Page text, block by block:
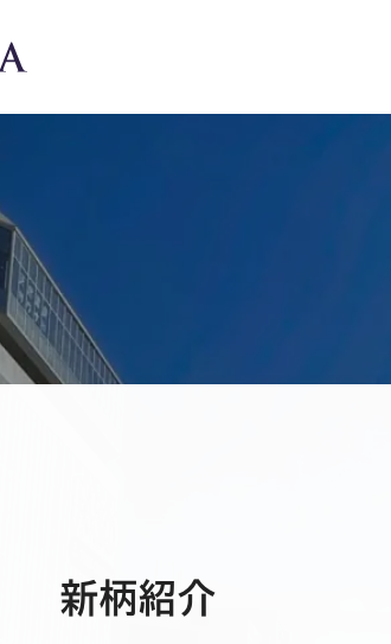
新柄紹介